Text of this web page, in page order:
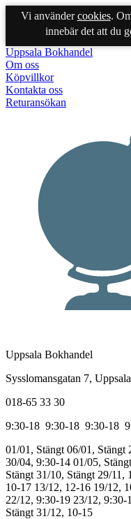
Vi användercookies.
innebär det att du
Uppsala Bokhandel
Om oss
Köpvillkor
Kontakta oss
Returansökan
Uppsala Bokhandel
Sysslomansgatan 7, Uppsala
018-65 33 30
9:30-18 9:30-18 9:30-18
01/01, Stängt 06/01, Stängt
30/04, 9:30-14 01/05, Stängt
Stängt 31/10, Stängt 29/11,
10-17 13/12, 12-16 19/12,
22/12, 9:30-19 23/12, 9:30-
Stängt 31/12, 10-15